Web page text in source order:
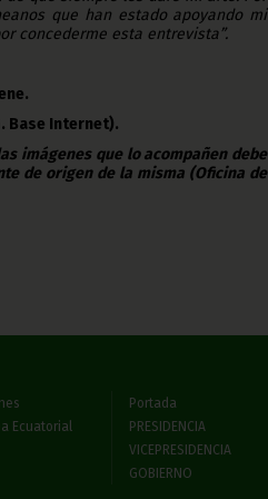
que han estado apoyando mi
concederme esta entrevista”.
Base Internet).
imágenes que lo acompañen debe
de origen de la misma (Oficina de
Ecuatorial
Portada
PRESIDENCIA
VICEPRESIDENCIA
GOBIERNO